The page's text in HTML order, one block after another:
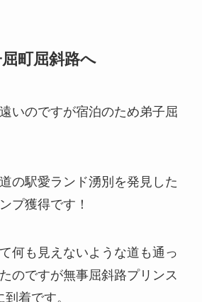
町屈斜路へ
いのですが宿泊のため弟子屈
の駅愛ランド湧別を発見した
プ獲得です！
何も見えないような道も通っ
のですが無事屈斜路プリンス
着です。